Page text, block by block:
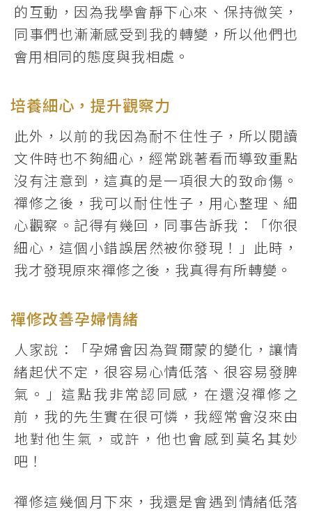
的互動，因為我學會靜下心來、保持微笑，
同事們也漸漸感受到我的轉變，所以他們也
會用相同的態度與我相處。
培養細心，提升觀察力
此外，以前的我因為耐不住性子，所以閱讀
文件時也不夠細心，經常跳著看而導致重點
沒有注意到，這真的是一項很大的致命傷。
禪修之後，我可以耐住性子，用心整理、細
心觀察。記得有幾回，同事告訴我：「你很
細心，這個小錯誤居然被你發現！」此時，
我才發現原來禪修之後，我真得有所轉變。
禪修改善孕婦情緒
人家說：「孕婦會因為賀爾蒙的變化，讓情
緒起伏不定，很容易心情低落、很容易發脾
氣。」這點我非常認同感，在還沒禪修之
前，我的先生實在很可憐，我經常會沒來由
地對他生氣，或許，他也會感到莫名其妙
吧！
禪修這幾個月下來，我還是會遇到情緒低落